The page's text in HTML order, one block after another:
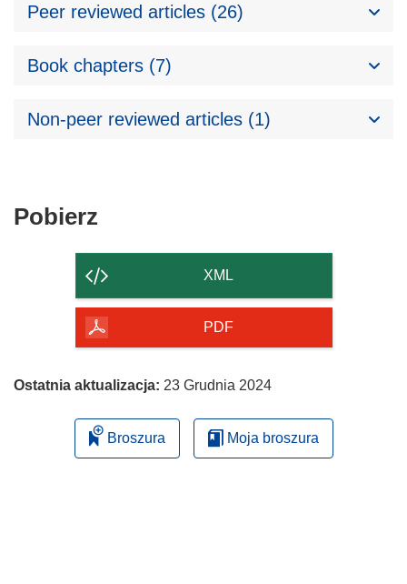
Peer reviewed articles (26)
Book chapters (7)
Non-peer reviewed articles (1)
Pobierz
strony
XML
PDF
Ostatnia aktualizacja: 23 Grudnia 2024
Broszura Moja broszura